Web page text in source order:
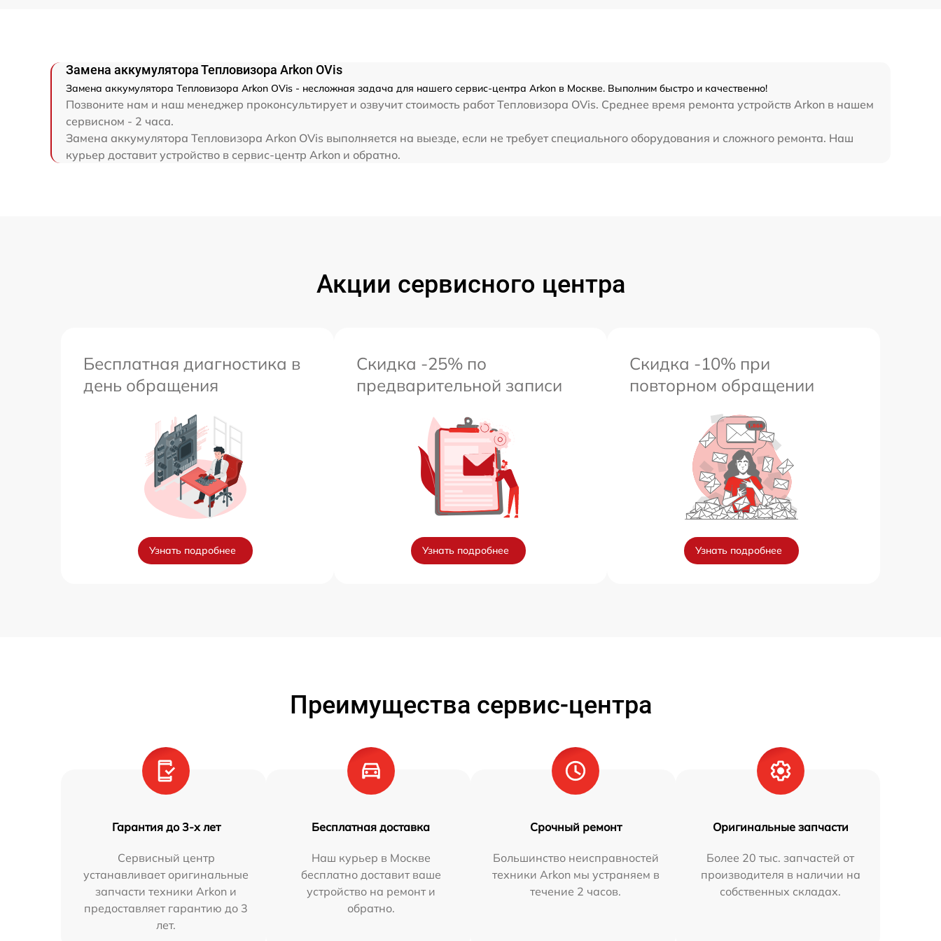
Замена аккумулятора Тепловизора Arkon OVis
Замена аккумулятора Тепловизора Arkon OVis - несложная задача для нашего сервис-центра Arkon в Москве. Выполним быстро и качественно!
Позвоните нам и наш менеджер проконсультирует и озвучит стоимость работ Тепловизора OVis. Среднее время ремонта устройств Arkon в нашем
сервисном - 2 часа.
Замена аккумулятора Тепловизора Arkon OVis выполняется на выезде, если не требует специального оборудования и сложного ремонта. Наш
курьер доставит устройство в сервис-центр Arkon и обратно.
Акции сервисного центра
Бесплатная диагностика в
день обращения
Узнать подробнее
Скидка -25% по
предварительной записи
Узнать подробнее
Скидка -10% при
повторном обращении
Узнать подробнее
Преимущества сервис-центра
Гарантия до 3-х лет
Сервисный центр
устанавливает оригинальные
запчасти техники Arkon и
предоставляет гарантию до 3
лет.
Бесплатная доставка
Наш курьер в Москве
бесплатно доставит ваше
устройство на ремонт и
обратно.
Срочный ремонт
Большинство неисправностей
техники Arkon мы устраняем в
течение 2 часов.
Оригинальные запчасти
Более 20 тыс. запчастей от
производителя в наличии на
собственных складах.